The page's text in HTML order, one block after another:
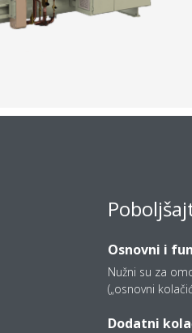
Osnovni i
Nužni su za
(„osnovni
Dodatni